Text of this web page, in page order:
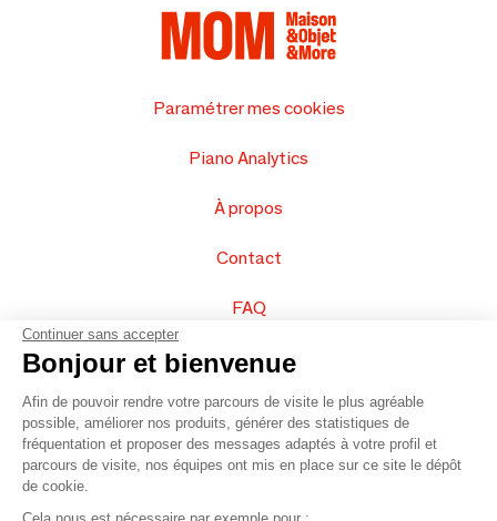
Paramétrer mes cookies
Piano Analytics
À propos
Contact
FAQ
Vendez vos produits
Plan du site
© 2016 –Organisation SAFI
Continuer sans accepter
Bonjour et bienvenue
Afin de pouvoir rendre votre parcours de visite le plus agréable
possible, améliorer nos produits, générer des statistiques de
fréquentation et proposer des messages adaptés à votre profil et
parcours de visite, nos équipes ont mis en place sur ce site le dépôt
de cookie.
Cela nous est nécessaire par exemple pour :